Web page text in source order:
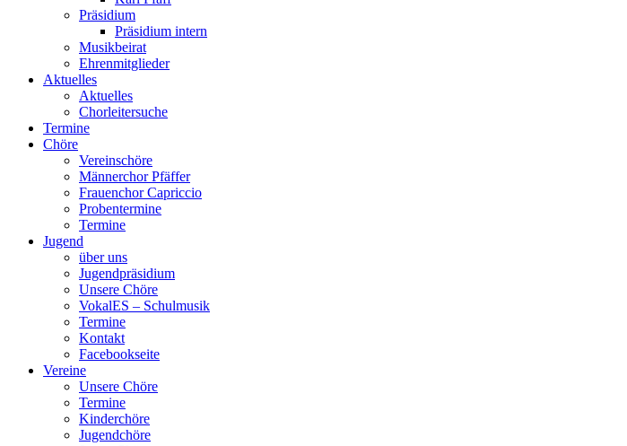
Präsidium
Präsidium intern
Musikbeirat
Ehrenmitglieder
Aktuelles
Aktuelles
Chorleitersuche
Termine
Chöre
Vereinschöre
Männerchor Pfäffer
Frauenchor Capriccio
Probentermine
Termine
Jugend
über uns
Jugendpräsidium
Unsere Chöre
VokalES – Schulmusik
Termine
Kontakt
Facebookseite
Vereine
Unsere Chöre
Termine
Kinderchöre
Jugendchöre